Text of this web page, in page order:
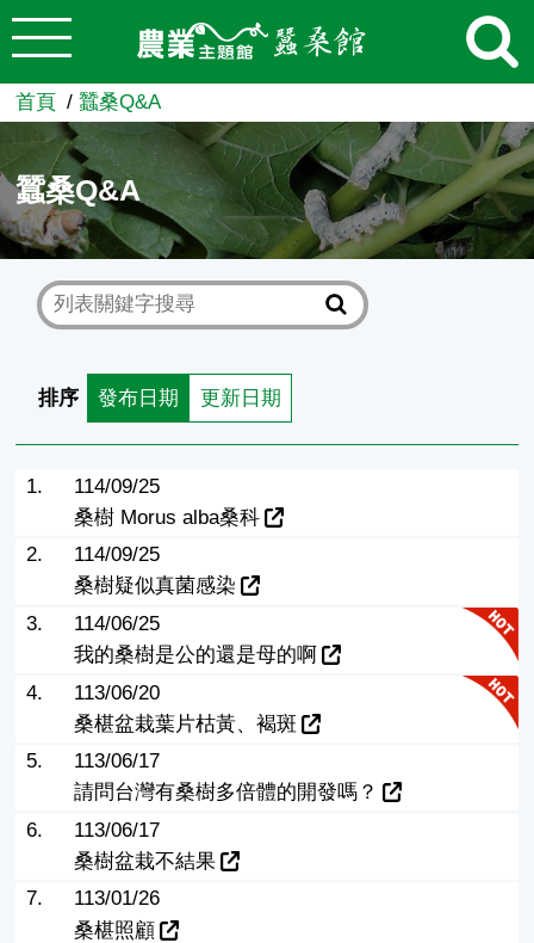
跳到主要內容
農業知識入口網
首頁 蠶桑Q&A
蠶桑Q&A
排序 發布日期 更新日期
1.
114/09/25
桑樹 Morus alba桑科
2.
114/09/25
桑樹疑似真菌感染
3.
114/06/25
我的桑樹是公的還是母的啊
4.
113/06/20
桑椹盆栽葉片枯黃、褐斑
5.
113/06/17
請問台灣有桑樹多倍體的開發嗎？
6.
113/06/17
桑樹盆栽不結果
7.
113/01/26
桑椹照顧